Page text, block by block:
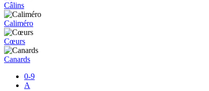
Câlins
Caliméro
Cœurs
Canards
0-9
A